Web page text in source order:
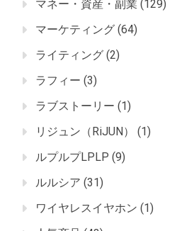
マネー・資産・副業 (129)
マーケティング (64)
ライティング (2)
ラフィー (3)
ラブストーリー (1)
リジュン（RiJUN）
(1)
ルプルプLPLP (9)
ルルシア (31)
ワイヤレスイヤホン (1)